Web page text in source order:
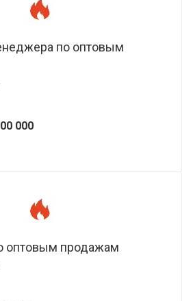
по оптовым
000
оптовым продажам